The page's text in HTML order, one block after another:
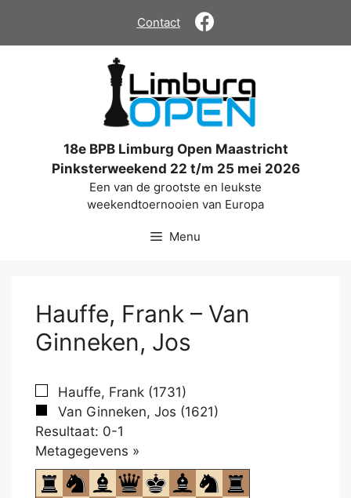
de
Contact
18e BPB Limburg Open Maastricht
Pinksterweekend 22 t/m 25 mei 2026
Een van de grootste en leukste
weekendtoernooien van Europa
Menu
Hauffe, Frank – Van
Ginneken, Jos
Hauffe, Frank (1731)
Van Ginneken, Jos (1621)
Resultaat: 0-1
Metagegevens »
om
te